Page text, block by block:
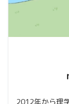
2012年から理